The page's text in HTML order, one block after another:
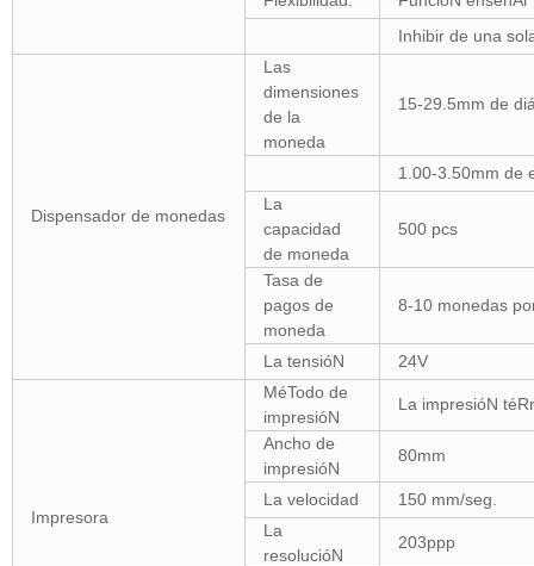
Inhibir de una
Dispensador de monedas
Las
dimensiones
de la
moneda
15-29.5mm de
1.00-3.50mm de
La
capacidad
de moneda
500 pcs
Tasa de
pagos de
moneda
8-10 monedas
La tensióN 24V
Impresora
MéTodo de
impresióN
La impresióN
Ancho de
impresióN
80mm
La velocidad
150 mm/seg.
La
resolucióN
203ppp